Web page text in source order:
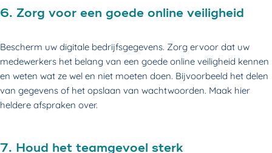
6. Zorg voor een goede online veiligheid
Bescherm uw digitale bedrijfsgegevens. Zorg ervoor dat uw
medewerkers het belang van een goede online veiligheid kennen
en weten wat ze wel en niet moeten doen. Bijvoorbeeld het delen
van gegevens of het opslaan van wachtwoorden. Maak hier
heldere afspraken over.
7. Houd het teamgevoel sterk